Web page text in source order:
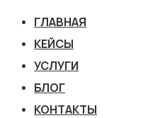
ГЛАВНАЯ
КЕЙСЫ
УСЛУГИ
БЛОГ
КОНТАКТЫ